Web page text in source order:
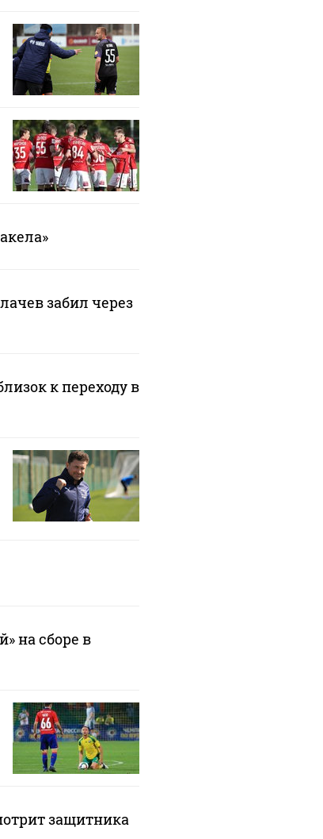
забил через
к переходу в
на сборе в
защитника